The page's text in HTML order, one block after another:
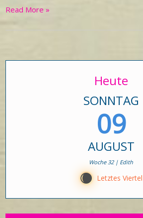
Read More »
Heute
SONNTAG
09
AUGUST
Woche 32 | Edith
X Letztes Viertel